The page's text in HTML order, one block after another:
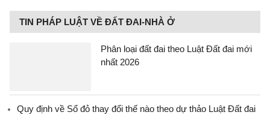
TIN PHÁP LUẬT VỀ ĐẤT ĐAI-NHÀ Ở
Phân loại đất đai theo Luật Đất đai mới
nhất 2026
Quy định về Sổ đỏ thay đổi thế nào theo dự thảo Luật Đất đai